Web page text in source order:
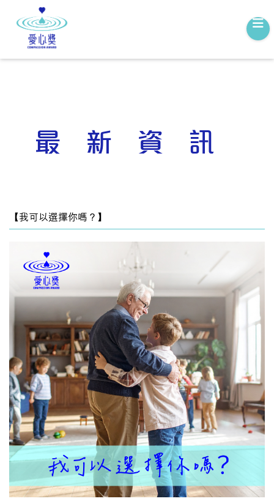
最新資訊
【我可以選擇你嗎？】